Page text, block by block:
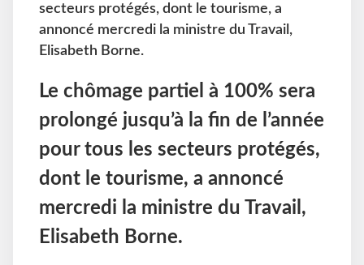
secteurs protégés, dont le tourisme, a
annoncé mercredi la ministre du Travail,
Elisabeth Borne.
Le chômage partiel à 100% sera
prolongé jusqu’à la fin de l’année
pour tous les secteurs protégés,
dont le tourisme, a annoncé
mercredi la ministre du Travail,
Elisabeth Borne.